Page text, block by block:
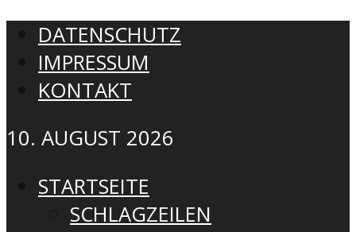
DATENSCHUTZ
IMPRESSUM
KONTAKT
10. AUGUST 2026
STARTSEITE
SCHLAGZEILEN